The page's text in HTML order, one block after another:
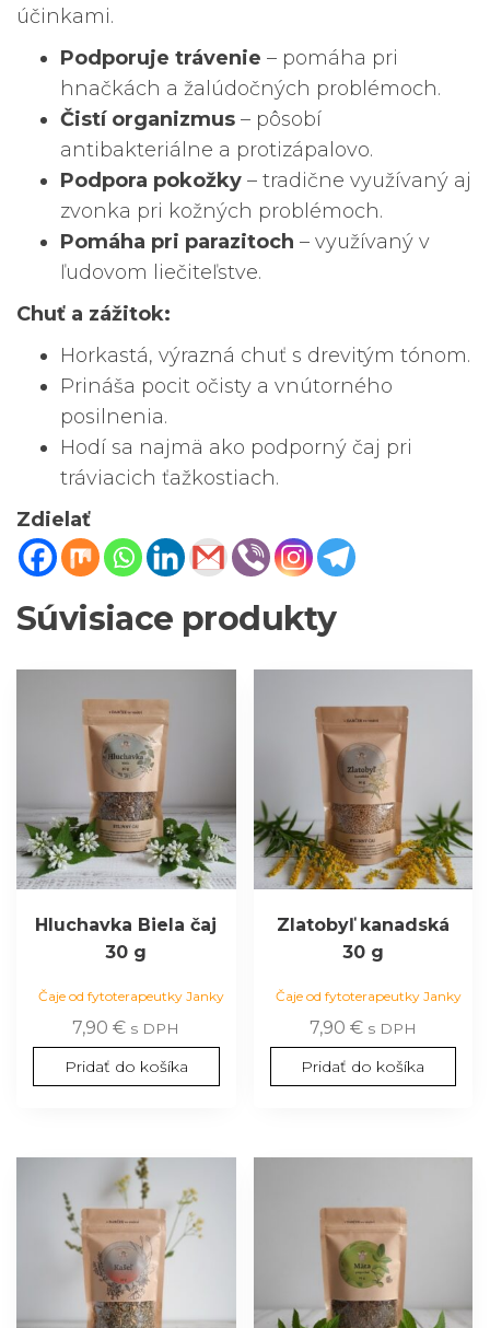
účinkami.
Podporuje trávenie – pomáha pri
hnačkách a žalúdočných problémoch.
Čistí organizmus – pôsobí
antibakteriálne a protizápalovo.
Podpora pokožky – tradične využívaný aj
zvonka pri kožných problémoch.
Pomáha pri parazitoch – využívaný v
ľudovom liečiteľstve.
Chuť a zážitok:
Horkastá, výrazná chuť s drevitým tónom.
Prináša pocit očisty a vnútorného
posilnenia.
Hodí sa najmä ako podporný čaj pri
tráviacich ťažkostiach.
Zdielať
Súvisiace produkty
Hluchavka Biela čaj
30 g
Čaje od fytoterapeutky Janky
7,90€ s DPH
Pridať do košíka
Zlatobyľ kanadská
30 g
Čaje od fytoterapeutky Janky
7,90 € s DPH
Pridať do košíka